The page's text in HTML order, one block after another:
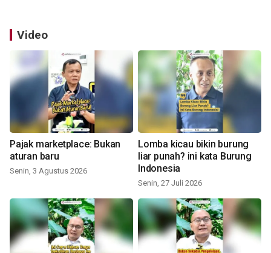
Video
Pajak marketplace: Bukan
aturan baru
Senin, 3 Agustus 2026
Lomba kicau bikin burung
liar punah? ini kata Burung
Indonesia
Senin, 27 Juli 2026